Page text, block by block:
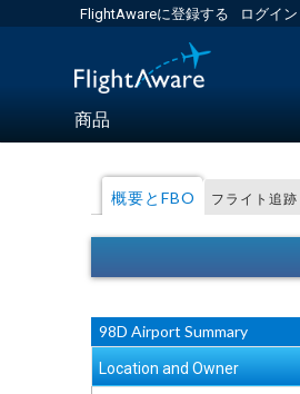
FlightAwareに登録する ログイン
商品
概要とFBO フライト追跡
98D Airport Summary
Location and Owner